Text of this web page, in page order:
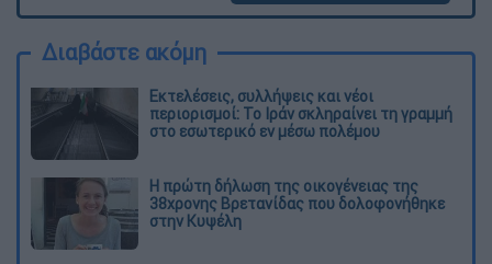
Διαβάστε ακόμη
Εκτελέσεις, συλλήψεις και νέοι
περιορισμοί: Το Ιράν σκληραίνει τη γραμμή
στο εσωτερικό εν μέσω πολέμου
Η πρώτη δήλωση της οικογένειας της
38χρονης Βρετανίδας που δολοφονήθηκε
στην Κυψέλη